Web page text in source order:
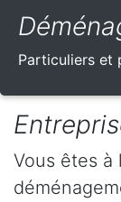
Particuliers et
Vous êtes